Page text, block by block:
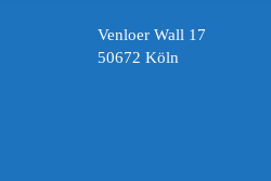
Venloer Wall 17
50672 Köln